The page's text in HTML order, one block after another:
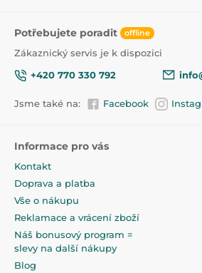
Potřebujete poradit offline
Zákaznický servis je k dispozici
+420 770 330 792
Jsme také na: Facebook
Informace pro vás
Kontakt
Doprava a platba
Vše o nákupu
Reklamace a vrácení zboží
Náš bonusový program =
slevy na další nákupy
Blog